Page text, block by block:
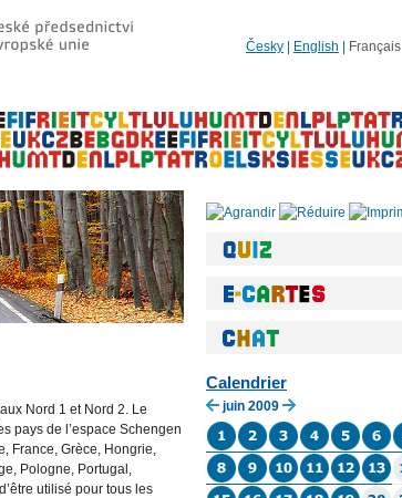
Česky English Français
Nord 1 et Nord 2. Le
pays de l’espace Schengen
France, Grèce, Hongrie,
Pologne, Portugal,
utilisé pour tous les
Calendrier
juin 2009